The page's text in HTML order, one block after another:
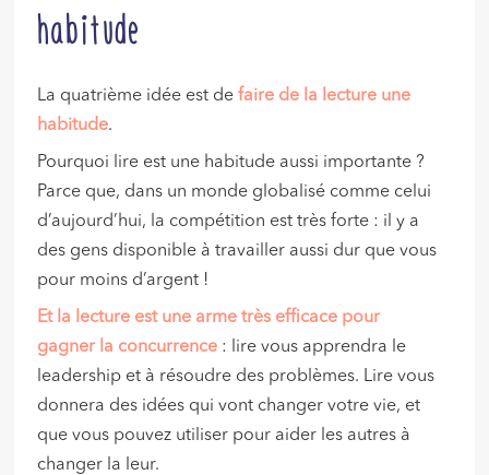
habitude
La quatrième idée est defaire de la lecture une
habitude.
Pourquoi lire est une habitude aussi importante ?
Parce que, dans un monde globalisé comme celui
d’aujourd’hui, la compétition est très forte : il y a
des gens disponible à travailler aussi dur que vous
pour moins d’argent !
Et la lecture est une arme très efficace pour
gagner la concurrence : lire vous apprendra le
leadership et à résoudre des problèmes. Lire vous
donnera des idées qui vont changer votre vie, et
que vous pouvez utiliser pour aider les autres à
changer la leur.